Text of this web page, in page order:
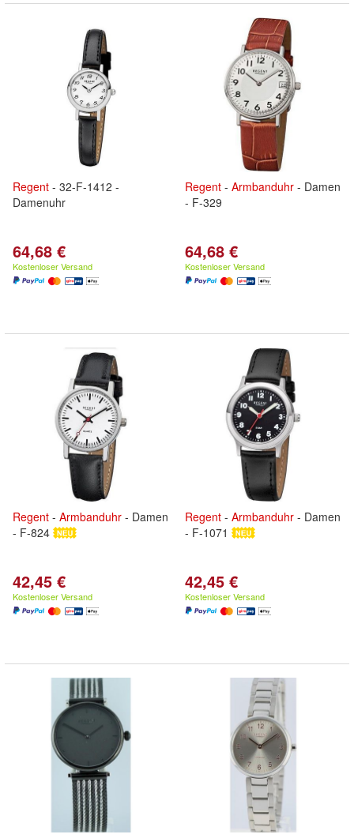
Regent - 32-F-1412 -
Damenuhr
64,68 €
Kostenloser Versand
Regent - Armbanduhr - Damen
- F-329
64,68 €
Kostenloser Versand
Regent - Armbanduhr - Damen
- F-824
42,45 €
Kostenloser Versand
Regent - Armbanduhr - Damen
- F-1071
42,45 €
Kostenloser Versand